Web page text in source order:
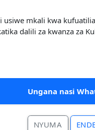
mkali kwa
dalili za kwanza za
Ungana nasi
NYUMA